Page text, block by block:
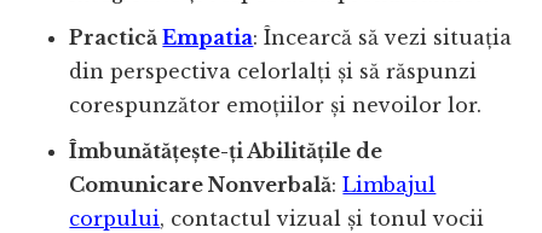
PracticăEmpatia: Încearcă să vezi situația
din perspectiva celorlalți și să răspunzi
corespunzător emoțiilor și nevoilor lor.
Îmbunătățește-ți Abilitățile de
Comunicare Nonverbală:Limbajul
corpului, contactul vizual și tonul vocii